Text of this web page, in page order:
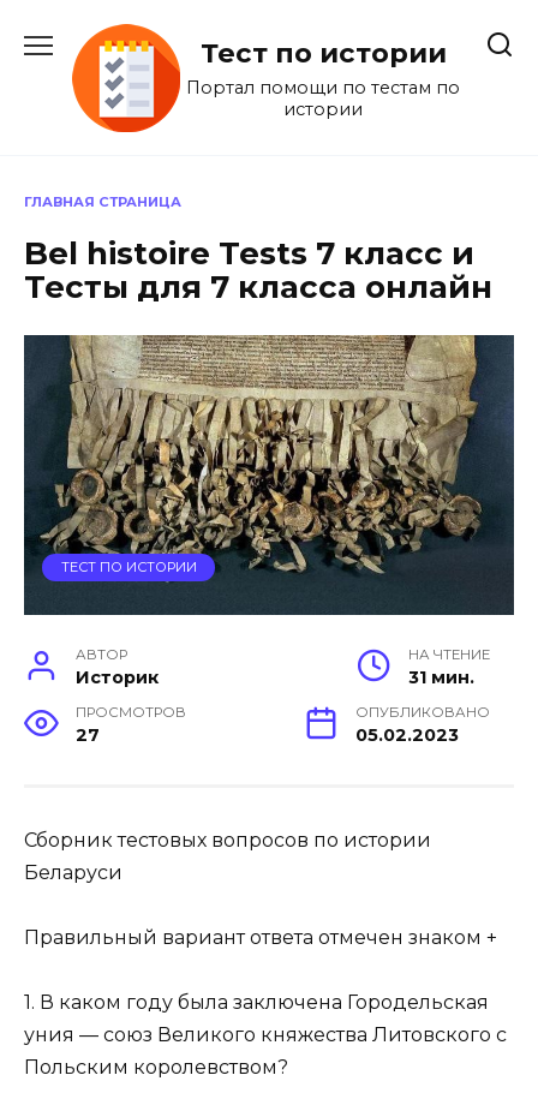
содержанию
Тест по истории
Портал помощи по тестам по
истории
ГЛАВНАЯ СТРАНИЦА
Bel histoire Tests 7 класс и
Тесты для 7 класса онлайн
ТЕСТ ПО ИСТОРИИ
АВТОР
Историк
НА ЧТЕНИЕ
31 мин.
ПРОСМОТРОВ
27
ОПУБЛИКОВАНО
05.02.2023
Сборник тестовых вопросов по истории
Беларуси
Правильный вариант ответа отмечен знаком +
1. В каком году была заключена Городельская
уния — союз Великого княжества Литовского с
Польским королевством?